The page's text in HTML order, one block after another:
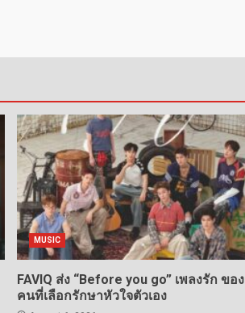
MUSIC
FAVIQ ส่ง “Before you go” เพลงรัก ของ
คนที่เลือกรักษาหัวใจตัวเอง